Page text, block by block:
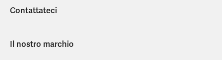
Contattateci
Il nostro marchio